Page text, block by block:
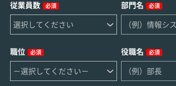
従業員数 必須 部門名 必須
職位 必須 役職名 必須